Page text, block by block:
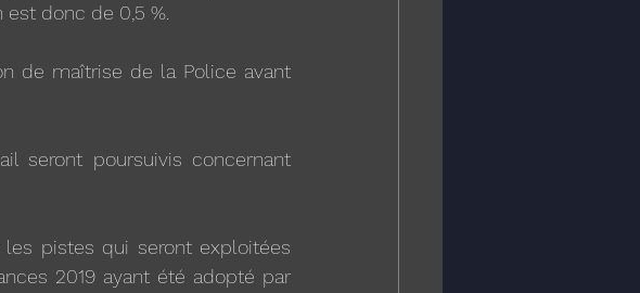
est donc de 0,5 %.
de maîtrise de la Police avant
seront poursuivis concernant
les pistes qui seront exploitées
2019 ayant été adopté par